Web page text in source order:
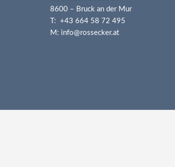
8600 – Bruck an der Mur
T: +43 664 58 72 495
M: info@rossecker.at